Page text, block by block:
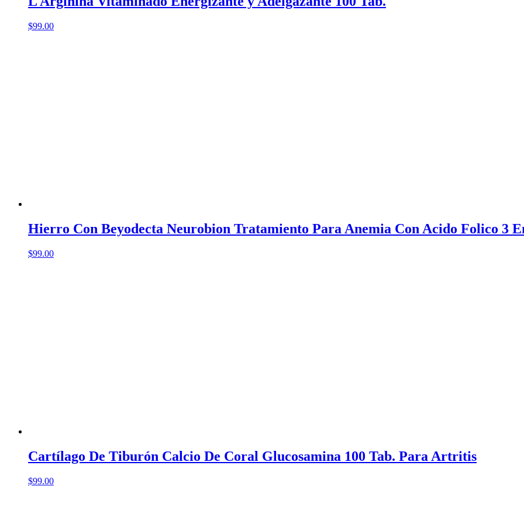
$99.00
Hierro Con Beyodecta Neurobion Tratamiento Para Anemia Con Acido Folico 3
$99.00
Cartílago De Tiburón Calcio De Coral Glucosamina 100 Tab. Para Artritis
$99.00